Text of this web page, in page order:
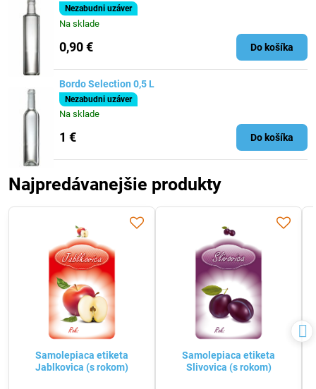
Nezabudni uzáver
Na sklade
0,90 € Do košíka
Bordo Selection 0,5 L
Nezabudni uzáver
Na sklade
1 € Do košíka
Najpredávanejšie produkty
Samolepiaca etiketa
Jablkovica (s rokom)
Samolepiaca etiketa
Slivovica (s rokom)